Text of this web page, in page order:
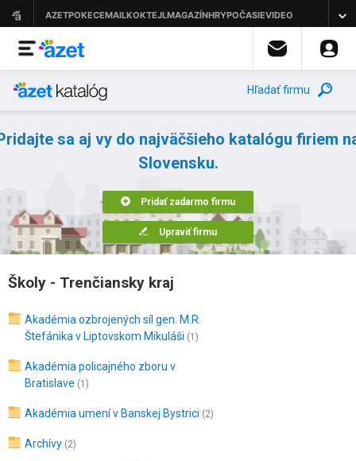
Hľadať firmu
sa aj vy do najväčšieho katalógu firiem
Slovensku.
Pridať zadarmo firmu
Upraviť firmu
Školy - Trenčiansky kraj
Akadémia ozbrojených síl gen. M.R.
Štefánika v Liptovskom Mikuláši (1)
Akadémia policajného zboru v
Bratislave (1)
Akadémia umení v Banskej Bystrici (2)
Archívy (2)